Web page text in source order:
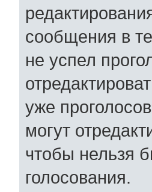
сообщения в
не успел
уже
могут
чтобы нельзя
голосования.